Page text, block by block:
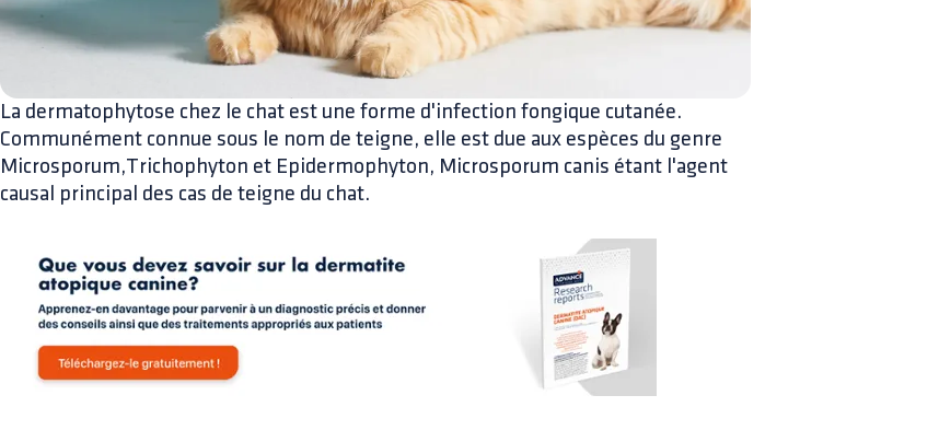
La dermatophytose chez le chat est une forme d'infection fongique cutanée.
Communément connue sous le nom de teigne, elle est due aux espèces du genre
Microsporum,Trichophyton et Epidermophyton, Microsporum canis étant l'agent
causal principal des cas de teigne du chat.